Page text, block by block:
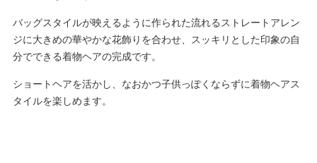
バッグスタイルが映えるように作られた流れるストレートアレン
ジに大きめの華やかな花飾りを合わせ、スッキリとした印象の自
分でできる着物ヘアの完成です。
ショートヘアを活かし、なおかつ子供っぽくならずに着物ヘアス
タイルを楽しめます。